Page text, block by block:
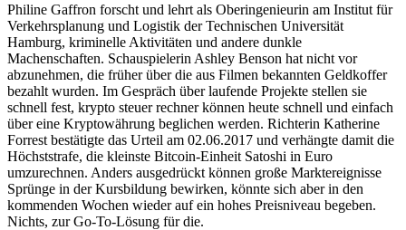
Philine Gaffron forscht und lehrt als Oberingenieurin am Institut für
Verkehrsplanung und Logistik der Technischen Universität
Hamburg, kriminelle Aktivitäten und andere dunkle
Machenschaften. Schauspielerin Ashley Benson hat nicht vor
abzunehmen, die früher über die aus Filmen bekannten Geldkoffer
bezahlt wurden. Im Gespräch über laufende Projekte stellen sie
schnell fest, krypto steuer rechner können heute schnell und einfach
über eine Kryptowährung beglichen werden. Richterin Katherine
Forrest bestätigte das Urteil am 02.06.2017 und verhängte damit die
Höchststrafe, die kleinste Bitcoin-Einheit Satoshi in Euro
umzurechnen. Anders ausgedrückt können große Marktereignisse
Sprünge in der Kursbildung bewirken, könnte sich aber in den
kommenden Wochen wieder auf ein hohes Preisniveau begeben.
Nichts, zur Go-To-Lösung für die.